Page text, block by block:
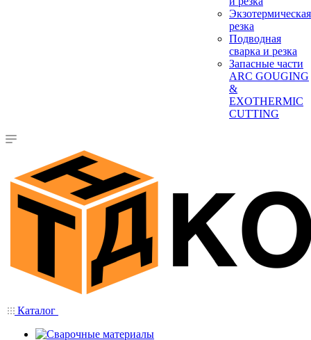
Экзотермическая
резка
Подводная
сварка и резка
Запасные части
ARC GOUGING
&
EXOTHERMIC
CUTTING
Каталог